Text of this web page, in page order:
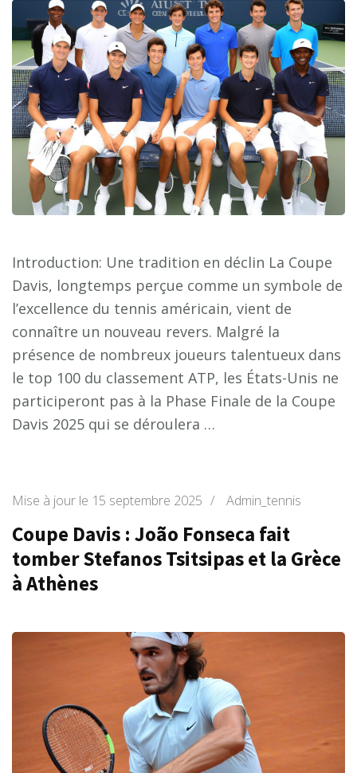
Introduction: Une tradition en déclin La Coupe
Davis, longtemps perçue comme un symbole de
l’excellence du tennis américain, vient de
connaître un nouveau revers. Malgré la
présence de nombreux joueurs talentueux dans
le top 100 du classement ATP, les États-Unis ne
participeront pas à la Phase Finale de la Coupe
Davis 2025 qui se déroulera …
Mise à jour le 15 septembre 2025 / Admin_tennis
Coupe Davis : João Fonseca fait
tomber Stefanos Tsitsipas et la Grèce
à Athènes